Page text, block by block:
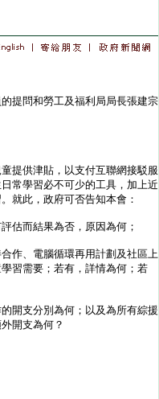
提問和勞工及福利局局長張建宗
提供津貼，以支付互聯網接駁服
常學習必不可少的工具，加上近
就此，政府可否告知本會：
估而結果為否，原因為何；
作、電腦循環再用計劃及社區上
習需要；若有，詳情為何；若
開支分別為何；以及為所有綜援
開支為何？